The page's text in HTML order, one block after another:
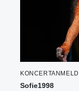
Sofie1998